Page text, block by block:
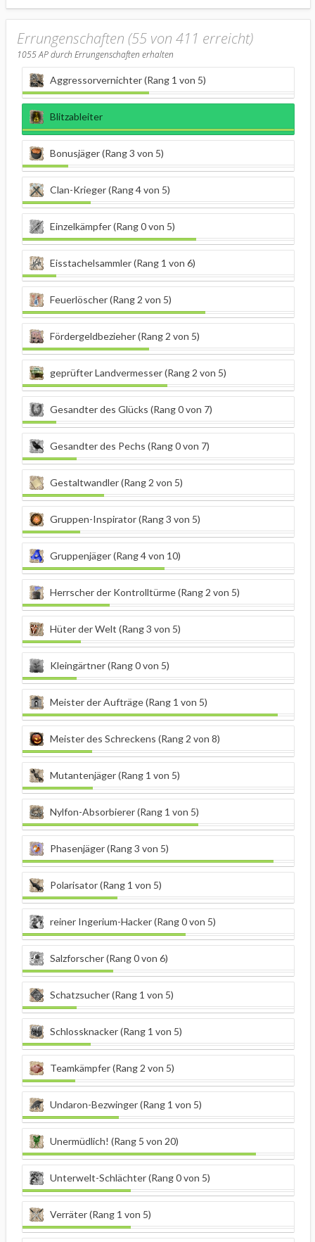
Errungenschaften (55 von 411 erreicht)
1055AP durch Errungenschaften erhalten
Aggressorvernichter (Rang 1 von 5)
Blitzableiter
Bonusjäger (Rang 3 von 5)
Clan-Krieger (Rang 4 von 5)
Einzelkämpfer (Rang 0 von 5)
Eisstachelsammler (Rang 1 von 6)
Feuerlöscher (Rang 2 von 5)
Fördergeldbezieher (Rang 2 von 5)
geprüfter Landvermesser (Rang 2 von 5)
Gesandter des Glücks (Rang 0 von 7)
Gesandter des Pechs (Rang 0 von 7)
Gestaltwandler (Rang 2 von 5)
Gruppen-Inspirator (Rang 3 von 5)
Gruppenjäger (Rang 4 von 10)
Herrscher der Kontrolltürme (Rang 2 von 5)
Hüter der Welt (Rang 3 von 5)
Kleingärtner (Rang 0 von 5)
Meister der Aufträge (Rang 1 von 5)
Meister des Schreckens (Rang 2 von 8)
Mutantenjäger (Rang 1 von 5)
Nylfon-Absorbierer (Rang 1 von 5)
Phasenjäger (Rang 3 von 5)
Polarisator (Rang 1 von 5)
reiner Ingerium-Hacker (Rang 0 von 5)
Salzforscher (Rang 0 von 6)
Schatzsucher (Rang 1 von 5)
Schlossknacker (Rang 1 von 5)
Teamkämpfer (Rang 2 von 5)
Undaron-Bezwinger (Rang 1 von 5)
Unermüdlich! (Rang 5 von 20)
Unterwelt-Schlächter (Rang 0 von 5)
Verräter (Rang 1 von 5)